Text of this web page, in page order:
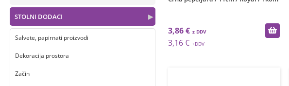
▶
STOLNI DODACI
Salvete, papirnati proizvodi
Dekoracija prostora
Začin
3,86 €
3,16 €